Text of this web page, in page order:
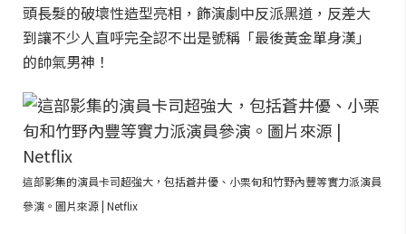
頭長髮的破壞性造型亮相，飾演劇中反派黑道，反差大
到讓不少人直呼完全認不出是號稱「最後黃金單身漢」
的帥氣男神！
這部影集的演員卡司超強大，包括蒼井優、小栗旬和竹野內豐等實力派演員
參演。圖片來源 | Netflix